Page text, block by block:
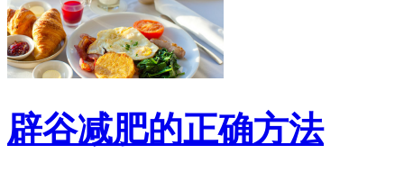
辟谷减肥的正确方法